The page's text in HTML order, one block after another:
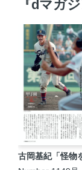
『dマガ
古岡基紀「怪物